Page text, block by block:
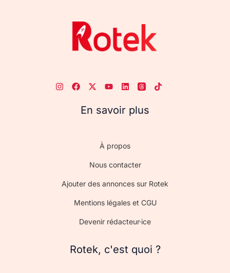
En savoir plus
À propos
Nous contacter
Ajouter des annonces sur Rotek
Mentions légales et CGU
Devenir rédacteur·ice
Rotek, c'est quoi ?